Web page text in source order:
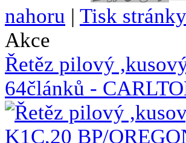
nahoru | Tisk stránky
Akce
Řetěz pilový
64článků -